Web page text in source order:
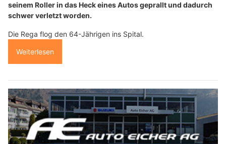
seinem Roller in das Heck eines Autos geprallt und dadurch
schwer verletzt worden.
Die Rega flog den 64-Jährigen ins Spital.
Weiterlesen